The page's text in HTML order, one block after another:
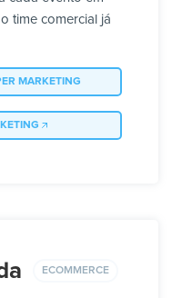
time comercial já
MARKETING
ECOMMERCE